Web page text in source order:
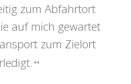
zum Abfahrtort
auf mich gewartet
zum Zielort